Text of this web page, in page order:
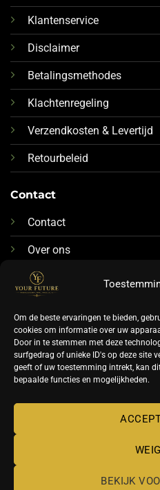
Om de beste ervaringen te bieden,
cookies om informatie over uw
Door in te stemmen met deze
surfgedrag of unieke ID's op deze site
geeft of uw toestemming intrekt, kan
bepaalde functies en mogelijkheden.
BEKIJK
Klantenservice
Disclaimer
Betalingsmethodes
Klachtenregeling
Verzendkosten & Levertijd
Retourbeleid
Contact
Contact
Over ons
076-88 78 592
©
2026 UX